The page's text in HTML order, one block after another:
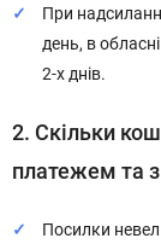
При
день, в
2-х днів.
2. Скільки
платежем та
Посилки